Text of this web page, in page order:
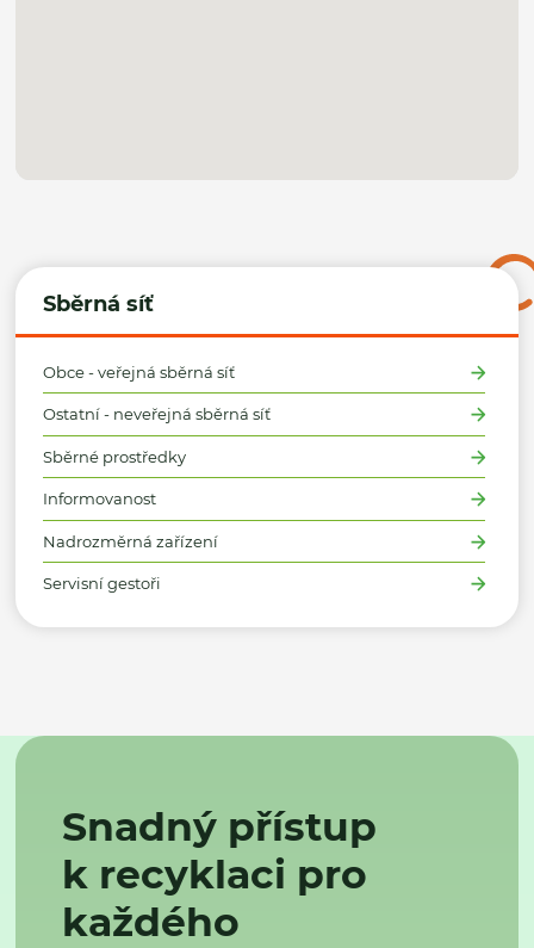
Sběrná síť
Obce - veřejná sběrná síť
Ostatní - neveřejná sběrná síť
Sběrné prostředky
Informovanost
Nadrozměrná zařízení
Servisní gestoři
Snadný přístup
k recyklaci pro
každého